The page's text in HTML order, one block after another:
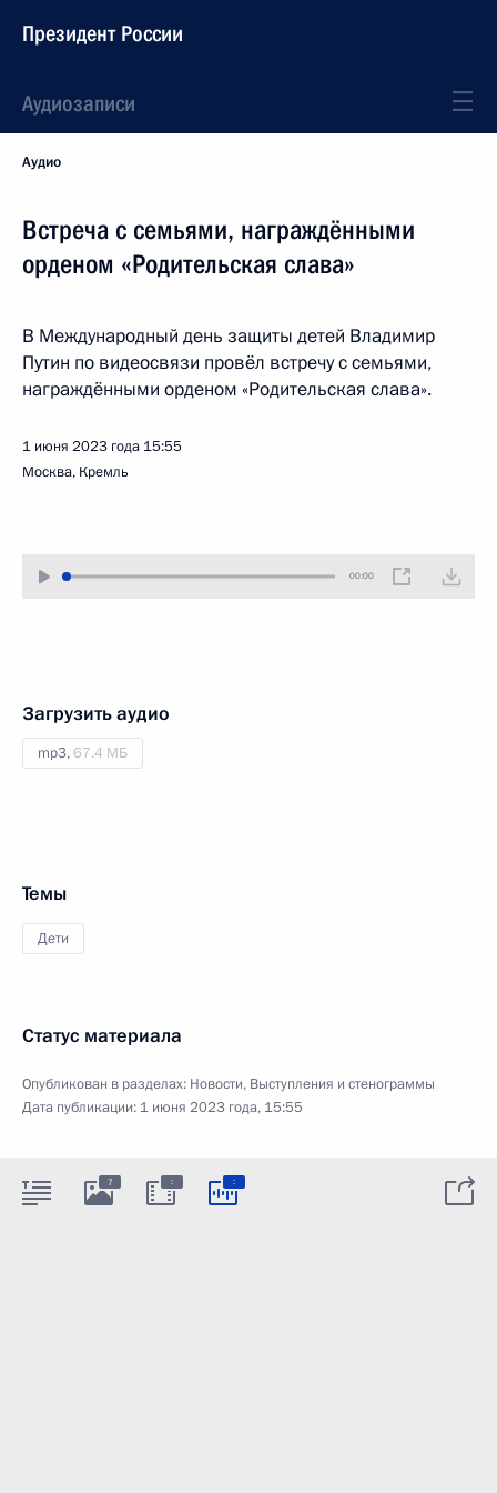
Президент России
Аудиозаписи
Аудио
Встреча с семьями, награждёнными
орденом «Родительская слава»
В Международный день защиты детей Владимир
Путин по видеосвязи провёл встречу с семьями,
награждёнными орденом «Родительская слава».
1 июня 2023 года 15:55
Москва, Кремль
00:00
Загрузить аудио
mp3,67.4 МБ
Темы
Дети
Статус материала
Опубликован в разделах: Новости, Выступления и стенограммы
Дата публикации: 1 июня 2023 года, 15:55
7 : :